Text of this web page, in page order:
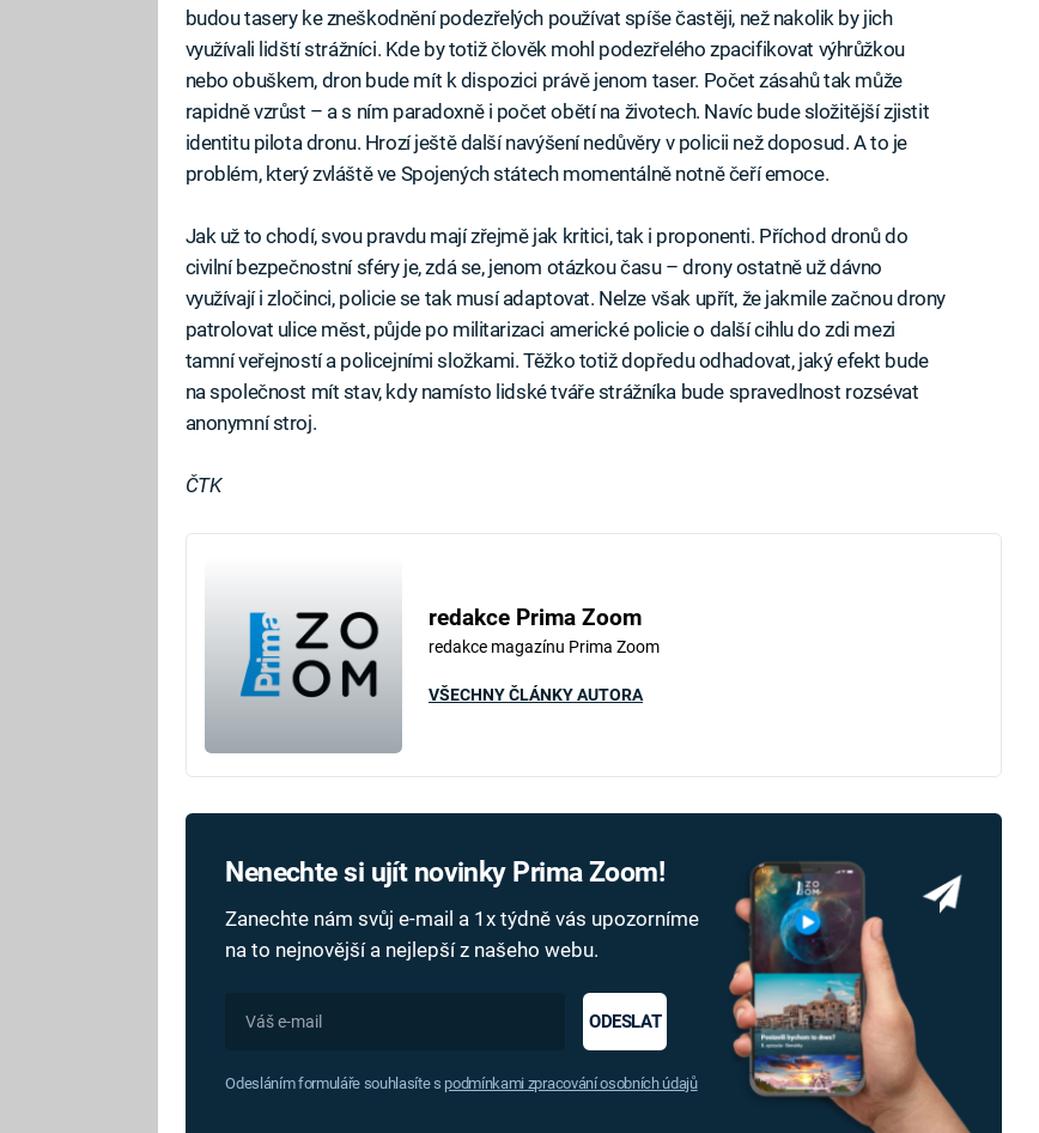
budou tasery ke zneškodnění podezřelých používat spíše častěji, než nakolik by jich
využívali lidští strážníci. Kde by totiž člověk mohl podezřelého zpacifikovat výhrůžkou
nebo obuškem, dron bude mít k dispozici právě jenom taser. Počet zásahů tak může
rapidně vzrůst – a s ním paradoxně i počet obětí na životech. Navíc bude složitější zjistit
identitu pilota dronu. Hrozí ještě další navýšení nedůvěry v policii než doposud. A to je
problém, který zvláště ve Spojených státech momentálně notně čeří emoce.
Jak už to chodí, svou pravdu mají zřejmě jak kritici, tak i proponenti. Příchod dronů do
civilní bezpečnostní sféry je, zdá se, jenom otázkou času – drony ostatně už dávno
využívají i zločinci, policie se tak musí adaptovat. Nelze však upřít, že jakmile začnou drony
patrolovat ulice měst, půjde po militarizaci americké policie o další cihlu do zdi mezi
tamní veřejností a policejními složkami. Těžko totiž dopředu odhadovat, jaký efekt bude
na společnost mít stav, kdy namísto lidské tváře strážníka bude spravedlnost rozsévat
anonymní stroj.
ČTK
redakce Prima Zoom
redakce magazínu Prima Zoom
VŠECHNY ČLÁNKY AUTORA
Nenechte si ujít novinky Prima Zoom!
Zanechte nám svůj e-mail a 1x týdně vás upozorníme
na to nejnovější a nejlepší z našeho webu.
ODESLAT
Odesláním formuláře souhlasíte s podmínkami zpracování osobních údajů